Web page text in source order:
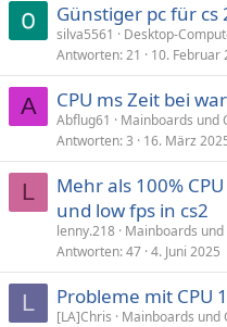
Günstiger pc für cs
silva5561
Desktop-
Antworten 21 10. Februar
A CPU ms Zeit bei
Abflug61
Mainboards und
Antworten 3 16. März
L
Mehr als 100%
und low fps in cs2
lenny.218 Mainboards
Antworten 47 4. Juni 2025
L Probleme mit CPU
[LA]Chris
Mainboards und